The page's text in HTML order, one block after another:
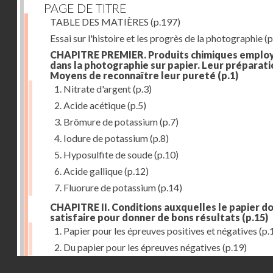
PAGE DE TITRE
TABLE DES MATIÈRES (p.197)
Essai sur l'histoire et les progrès de la photographie
CHAPITRE PREMIER. Produits chimiques
dans la photographie sur papier. Leur
Moyens de reconnaître leur pureté (p.1)
1. Nitrate d'argent(p.3)
2. Acide acétique(p.5)
3. Brômure de potassium(p.7)
4. Iodure de potassium(p.8)
5. Hyposulfite de soude(p.10)
6. Acide gallique(p.12)
7. Fluorure de potassium(p.14)
CHAPITRE II. Conditions auxquelles le papier
satisfaire pour donner de bons résultats (p.15)
1. Papier pour les épreuves positives et négatives
2. Du papier pour les épreuves négatives (p.19)